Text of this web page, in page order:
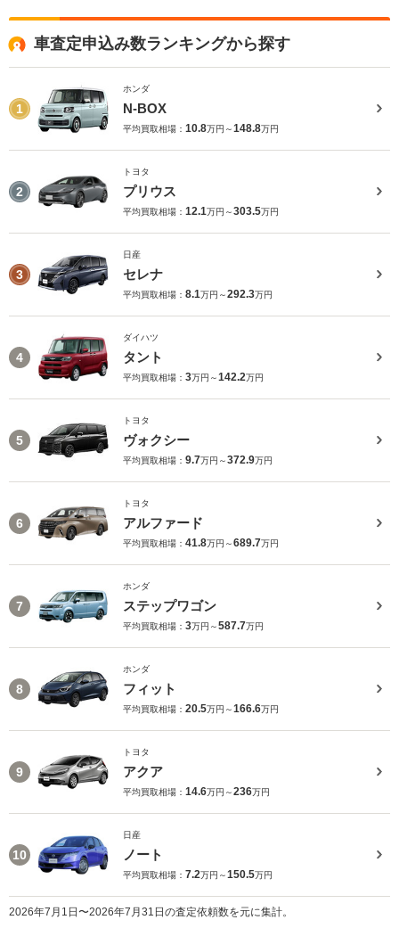
車査定申込み数ランキングから探す
1
ホンダ
N-BOX
平均買取相場： 10.8万円～148.8万円
2
トヨタ
プリウス
平均買取相場： 12.1万円～303.5万円
3
日産
セレナ
平均買取相場： 8.1万円～292.3万円
4
ダイハツ
タント
平均買取相場： 3万円～142.2万円
5
トヨタ
ヴォクシー
平均買取相場： 9.7万円～372.9万円
6
トヨタ
アルファード
平均買取相場： 41.8万円～689.7万円
7
ホンダ
ステップワゴン
平均買取相場： 3万円～587.7万円
8
ホンダ
フィット
平均買取相場： 20.5万円～166.6万円
9
トヨタ
アクア
平均買取相場： 14.6万円～236万円
10
日産
ノート
平均買取相場： 7.2万円～150.5万円
2026年7月1日〜2026年7月31日の査定依頼数を元に集計。